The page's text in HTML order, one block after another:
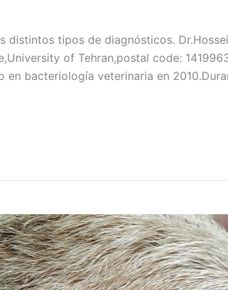
distintos tipos de diagnósticos.
of Tehran,postal code:
en bacteriología veterinaria en